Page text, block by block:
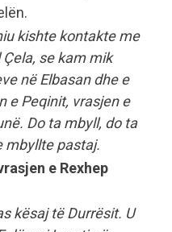
kishte kontakte me
se kam mik
në Elbasan dhe e
e Peqinit, vrasjen e
Do ta mbyll, do ta
mbyllte pastaj.
e Rexhep
kësaj të Durrësit. U